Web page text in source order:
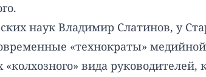
наук Владимир Слатинов, у
«технократы»
вида